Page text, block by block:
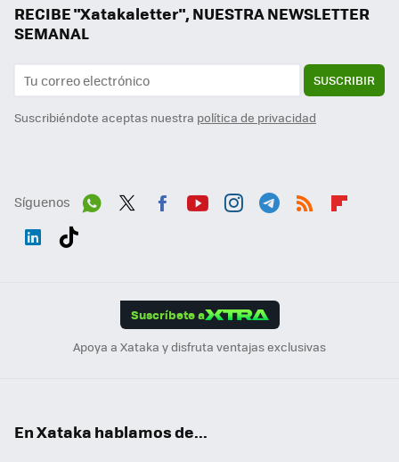
RECIBE "Xatakaletter", NUESTRA NEWSLETTER
SEMANAL
SUSCRIBIR
Suscribiéndote aceptas nuestra política de privacidad
Síguenos
Suscríbete a
Apoya a Xataka y disfruta ventajas exclusivas
En Xataka hablamos de...